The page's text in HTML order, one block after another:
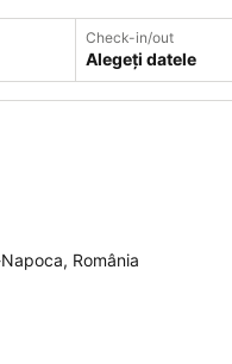
Check-in/out
Alegeți datele
România